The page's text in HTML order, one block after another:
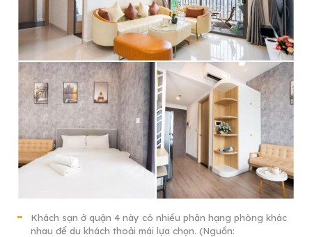
Khách sạn ở quận 4 này có nhiều phân hạng phòng khác
nhau để du khách thoải mái lựa chọn. (Nguồn: